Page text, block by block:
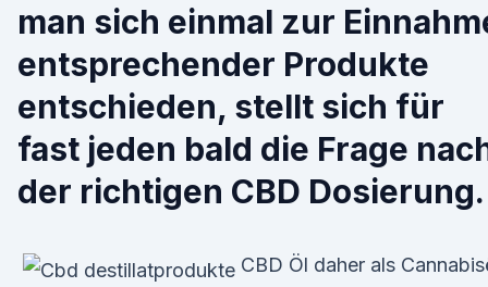
man sich einmal zur
entsprechender Produkte
entschieden, stellt sich für
fast jeden bald die Frage
der richtigen CBD Dosierung.
CBD Öl daher als